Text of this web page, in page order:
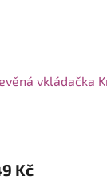
vkládačka
Kč